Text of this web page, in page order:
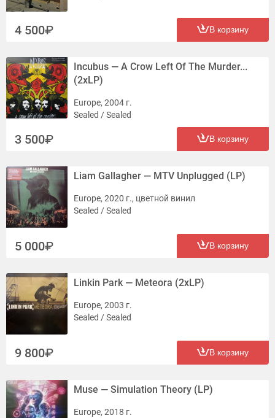
4 500 В корзину
Incubus — A Crow Left Of The Murder...
(2xLP)
Europe, 2004 г.
Sealed / Sealed
3 500 В корзину
Liam Gallagher — MTV Unplugged (LP)
Europe, 2020 г., цветной винил
Sealed / Sealed
5 000 В корзину
Linkin Park — Meteora (2xLP)
Europe, 2003 г.
Sealed / Sealed
9 800 В корзину
Muse — Simulation Theory (LP)
Europe, 2018 г.